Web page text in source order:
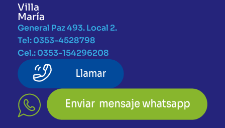
Villa
María
General Paz 493. Local 2.
Tel: 0353-4528798
Cel.: 0353-154296208